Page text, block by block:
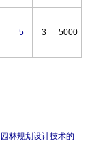
5 3 5000
林规划设计技术的